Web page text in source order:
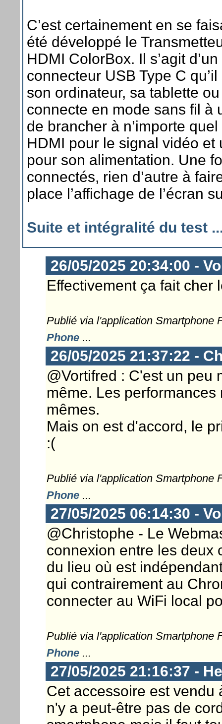
C’est certainement en se
été développé le
HDMI ColorBox. Il s’agit
connecteur USB Type C
son ordinateur, sa tablette
connecte en mode sans fil à
de brancher à n’importe
HDMI pour le signal vidéo
pour son alimentation. Une
connectés, rien d’autre à
place l’affichage de l’écran
Suite et intégralité du test
26/05/2025 20:34:00 -
Effectivement ça fait cher
Publié via l'application Smartphone
Phone...
26/05/2025 21:37:22 -
@Vortifred : C'est un peu
même. Les
mêmes.
Mais on est d'accord, le
:(
Publié via l'application Smartphone
Phone...
27/05/2025 06:14:30 -
@Christophe - Le
connexion entre les deux
du lieu où est
qui contrairement au
connecter au WiFi local
Publié via l'application Smartphone
Phone...
27/05/2025 21:16:37 -
Cet accessoire est vendu
n'y a peut-être pas de